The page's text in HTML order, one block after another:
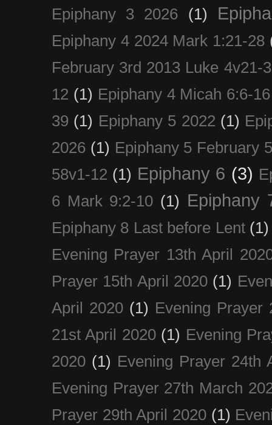
Epiphany 3 2026
(1)
Epiphany 4 2024 Mark 1:21-28
February 3rd 2013 Luke 4v21-
12 (1) Epiphany 4 Micah 6:6-16
39 (1) Epiphany 5 2022 (1)
2026 (1) Epiphany 5 February
58v1-12 (1) Epiphany 6 (3)
6 Mark 9:2-10 (1) Epiphany
Epiphany 8 Last before Lent (1)
Evening Prayer 13th April
Prayer 15th April 2020 (1)
April 2020 (1) Evening Prayer
21st April 2020 (1) Evening
2020 (1) Evening Prayer 24th
Evening Prayer 27th March
Prayer 29th April 2020 (1)